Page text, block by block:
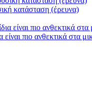
κατάσταση (έρευνα)
πιο ανθεκτικά στα